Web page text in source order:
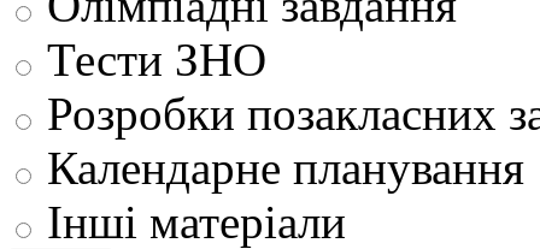
Тести ЗНО
Розробки позакласних
Календарне планування
Інші матеріали